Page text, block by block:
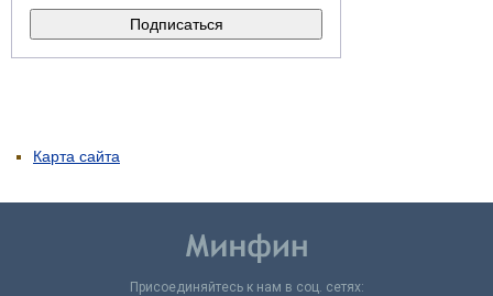
Карта сайта
Присоединяйтесь к нам в соц. сетях: